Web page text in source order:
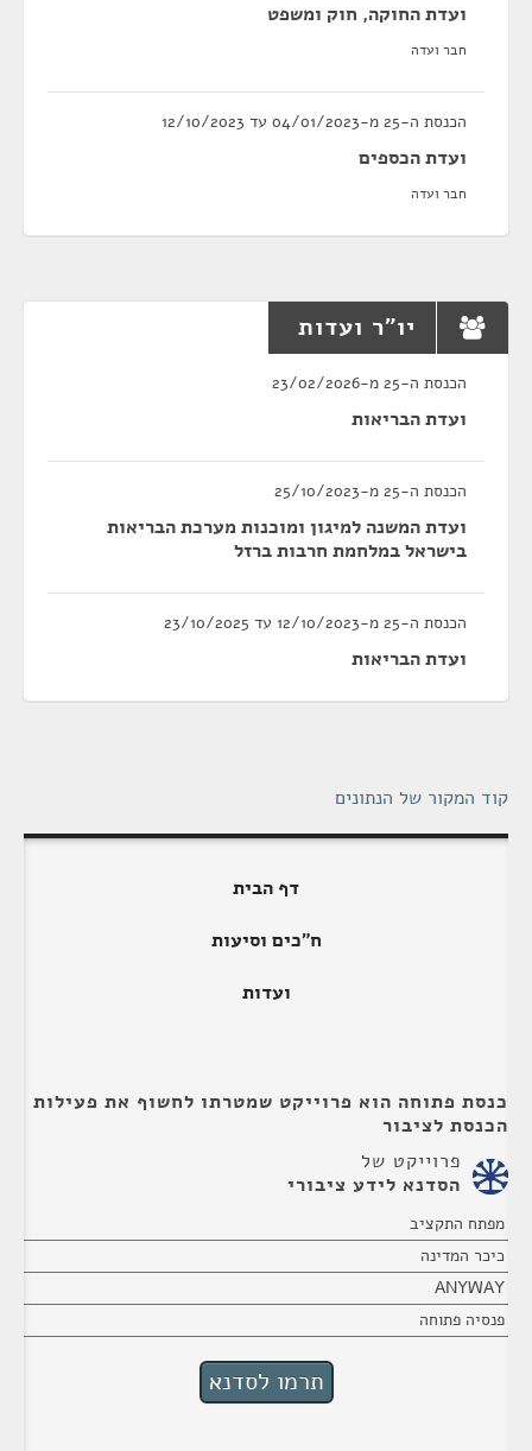
ועדת החוקה, חוק ומשפט
חבר ועדה
הכנסת ה-25 מ-04/01/2023 עד 12/10/2023
ועדת הכספים
חבר ועדה
יו"ר ועדות
הכנסת ה-25 מ-23/02/2026
ועדת הבריאות
הכנסת ה-25 מ-25/10/2023
ועדת המשנה למיגון ומוכנות מערכת הבריאות
בישראל במלחמת חרבות ברזל
הכנסת ה-25 מ-12/10/2023 עד 23/10/2025
ועדת הבריאות
קוד המקור של הנתונים
דף הבית
ח"כים וסיעות
ועדות
כנסת פתוחה הוא פרוייקט שמטרתו לחשוף את פעילות
הכנסת לציבור
פרוייקט של
הסדנא לידע ציבורי
מפתח התקציב
כיכר המדינה
ANYWAY
פנסיה פתוחה